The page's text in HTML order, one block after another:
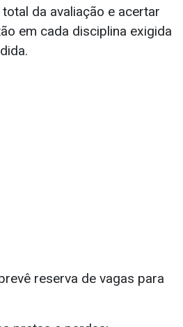
da avaliação e acertar
em cada disciplina exigida
reserva de vagas para